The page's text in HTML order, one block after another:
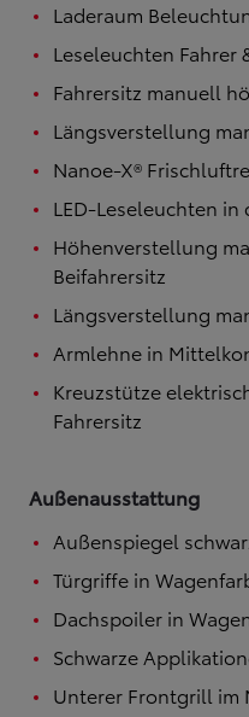
Laderaum
Leseleuchten Fahrer
Fahrersitz manuell
Längsverstellung
Nanoe-X®
LED-Leseleuchten in
Höhenverstellung
Beifahrersitz
Längsverstellung
Armlehne in
Kreuzstütze
Fahrersitz
Außenausstattung
Außenspiegel
Türgriffe in
Dachspoiler in
Schwarze
Unterer Frontgrill im